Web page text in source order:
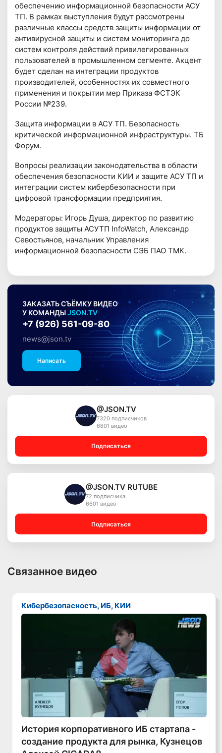
обеспечению информационной безопасности АСУ
ТП. В рамках выступления будут рассмотрены
различные классы средств защиты информации от
антивирусной защиты и систем мониторинга до
систем контроля действий привилегированных
пользователей в промышленном сегменте. Акцент
будет сделан на интеграции продуктов
производителей, особенностях их совместного
применения и покрытии мер Приказа ФСТЭК
России №239.
Защита информации в АСУ ТП. Безопасность
критической информационной инфраструктуры. ТБ
Форум.
Вопросы реализации законодательства в области
обеспечения безопасности КИИ и защите АСУ ТП и
интеграции систем кибербезопасности при
цифровой трансформации предприятия.
Модераторы: Игорь Душа, директор по развитию
продуктов защиты АСУТП InfoWatch, Александр
Севостьянов, начальник Управления
информационной безопасности СЭБ ПАО TMK.
ЗАКАЗАТЬ СЪЁМКУ ВИДЕО
У КОМАНДЫJSON.TV
+7 (926) 561-09-80
news@json.tv
Написать
@JSON.TV
7320 подписчиков
6601 видео
Подписаться
@JSON.TV RUTUBE
72 подписчика
6601 видео
Подписаться
Связанное видео
Кибербезопасность, ИБ, КИИ
Смотреть видео
История корпоративного ИБ стартапа -
создание продукта для рынка, Кузнецов